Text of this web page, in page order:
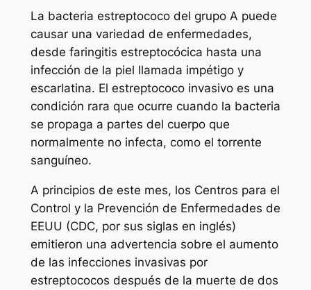
La bacteria estreptococo del grupo A puede
causar una variedad de enfermedades,
desde faringitis estreptocócica hasta una
infección de la piel llamada impétigo y
escarlatina. El estreptococo invasivo es una
condición rara que ocurre cuando la bacteria
se propaga a partes del cuerpo que
normalmente no infecta, como el torrente
sanguíneo.
A principios de este mes, los Centros para el
Control y la Prevención de Enfermedades de
EEUU (CDC, por sus siglas en inglés)
emitieron una advertencia sobre el aumento
de las infecciones invasivas por
estreptococos después de la muerte de dos